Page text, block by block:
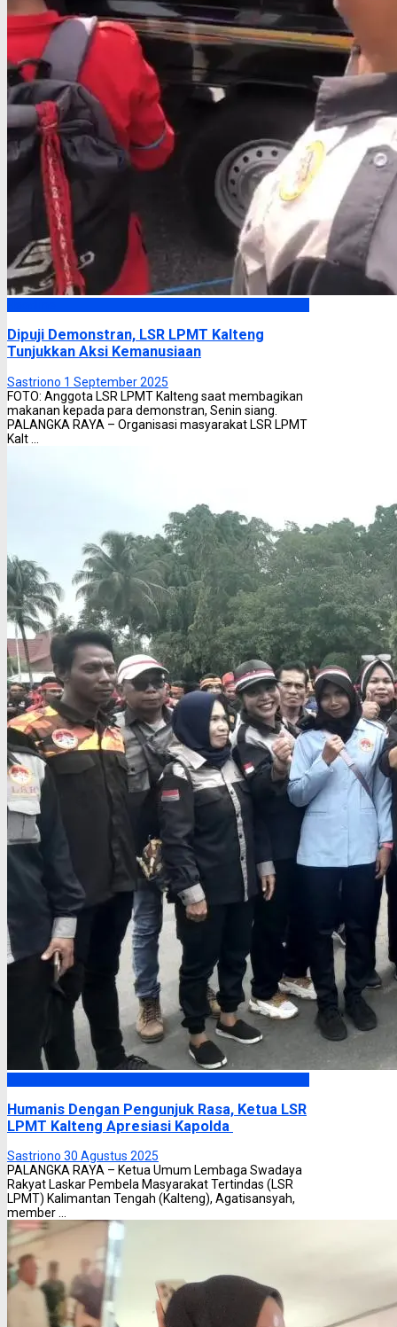
Dipuji Demonstran, LSR LPMT Kalteng
Tunjukkan Aksi Kemanusiaan
Sastriono 1 September 2025
FOTO: Anggota LSR LPMT Kalteng saat membagikan
makanan kepada para demonstran, Senin siang.
PALANGKA RAYA – Organisasi masyarakat LSR LPMT
Kalt ...
Humanis Dengan Pengunjuk Rasa, Ketua LSR
LPMT Kalteng Apresiasi Kapolda
Sastriono 30 Agustus 2025
PALANGKA RAYA – Ketua Umum Lembaga Swadaya
Rakyat Laskar Pembela Masyarakat Tertindas (LSR
LPMT) Kalimantan Tengah (Kalteng), Agatisansyah,
member ...